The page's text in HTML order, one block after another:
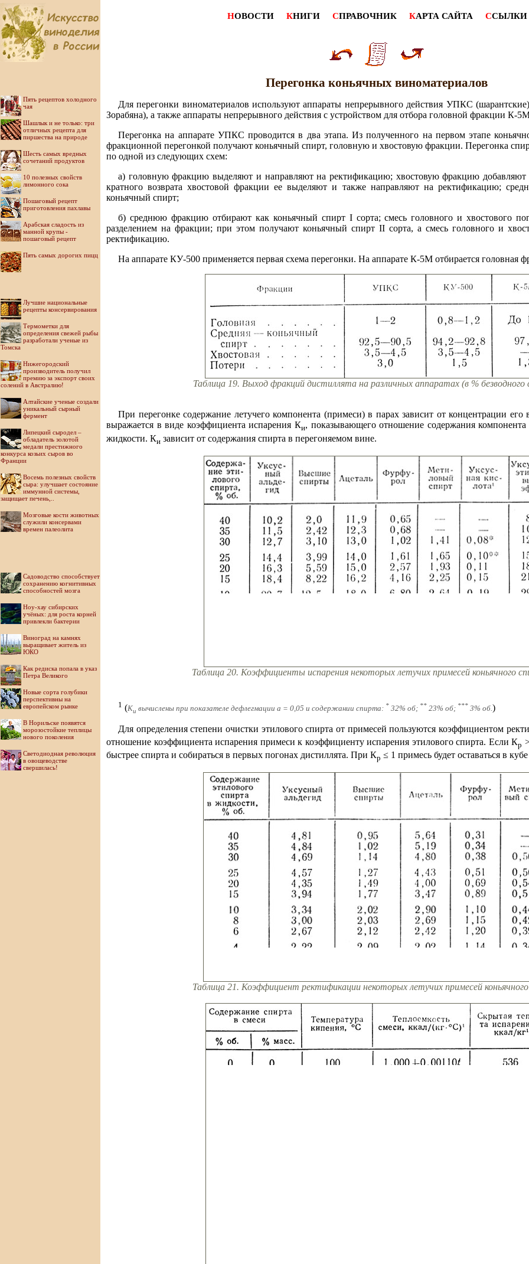
Пять рецептов холодного
чая
Шашлык и не только: три
отличных рецепта для
пиршества на природе
Шесть самых вредных
сочетаний продуктов
10 полезных свойств
лимонного сока
Пошаговый рецепт
приготовления пахлавы
Арабская сладость из
манной крупы -
пошаговый рецепт
Пять самых дорогих пицц
Лучшие национальные
рецепты консервирования
Термометки для
определения свежей рыбы
разработали ученые из
Томска
Нижегородский
производитель получил
премию за экспорт своих
солений в Австралию!
Алтайские ученые создали
уникальный сырный
фермент
Липецкий сыродел –
обладатель золотой
медали престижного
конкурса козьих сыров во
Франции
Восемь полезных свойств
сыра: улучшает состояние
иммунной системы,
защищает печень,..
Мозговые кости животных
служили консервами
времен палеолита
Садоводство способствует
сохранению когнитивных
способностей мозга
Ноу-хау сибирских
учёных: для роста корней
привлекли бактерии
Виноград на камнях
выращивает житель из
ЮКО
Как редиска попала в указ
Петра Великого
Новые сорта голубики
перспективны на
европейском рынке
В Норильске появятся
морозостойкие теплицы
нового поколения
Светодиодная революция
в овощеводстве
свершилась!
НОВОСТИ КНИГИ СПРАВОЧНИК КАРТА САЙТА ССЫЛКИ
Перегонка коньячных виноматериалов
Для перегонки виноматериалов используют аппараты непрерывного действия УПКС
Зорабяна), а также аппараты непрерывного действия с устройством для отбора головной фракции К-
Перегонка на аппарате УПКС проводится в два этапа. Из полученного на первом этапе
фракционной перегонкой получают коньячный спирт, головную и хвостовую фракции. Перегонка
по одной из следующих схем:
а) головную фракцию выделяют и направляют на ректификацию; хвостовую фракцию добавляют
кратного возврата хвостовой фракции ее выделяют и также направляют на ректификацию;
коньячный спирт;
б) среднюю фракцию отбирают как коньячный спирт I сорта; смесь головного и хвостового
разделением на фракции; при этом получают коньячный спирт II сорта, а смесь головного и
ректификацию.
На аппарате КУ-500 применяется первая схема перегонки. На аппарате К-5М отбирается головная
Таблица 19. Выход фракций дистиллята на различных аппаратах (в % безводного
При перегонке содержание летучего компонента (примеси) в парах зависит от концентрации его
выражается в виде коэффициента испарения Ки, показывающего отношение содержания
жидкости. Ки зависит от содержания спирта в перегоняемом вине.
Таблица 20. Коэффициенты испарения некоторых летучих примесей коньячного
1 (Ки вычислены при показателе дефлегмации а = 0,05 и содержании спирта: * 32% об; ** 23% об; *** 3% об.)
Для определения степени очистки этилового спирта от примесей пользуются коэффициентом
отношение коэффициента испарения примеси к коэффициенту испарения этилового спирта. Если Кр
быстрее спирта и собираться в первых погонах дистиллята. При Кр ≤ 1 примесь будет оставаться в
Таблица 21. Коэффициент ректификации некоторых летучих примесей